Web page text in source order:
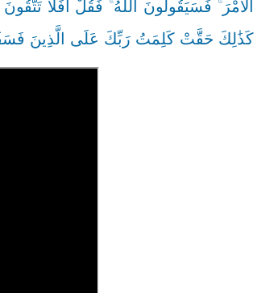
كَذَٰلِكَ حَقَّتْ كَلِمَتُ رَبِّكَ عَلَى الَّذِينَ فَسَقُوا